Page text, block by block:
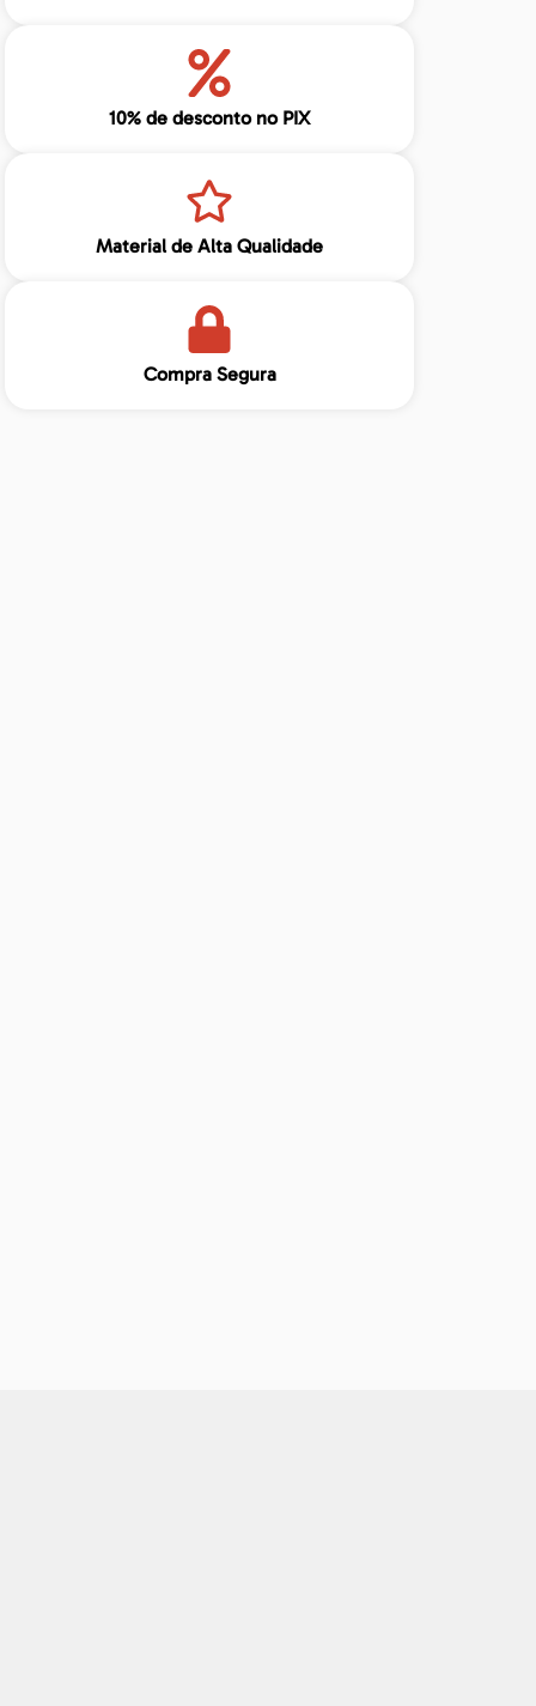
10% de desconto no PIX
Material de Alta Qualidade
Compra Segura